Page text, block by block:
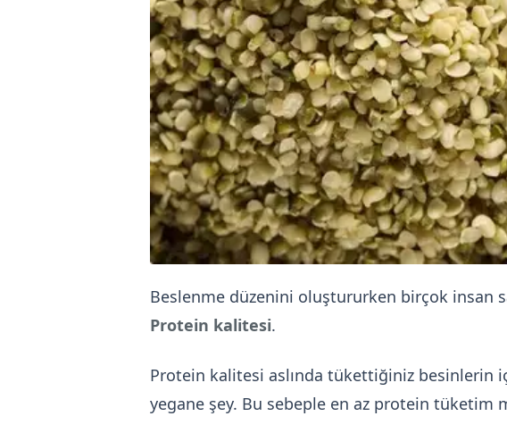
Beslenme düzenini oluştururken birçok insan
Protein kalitesi.
Protein kalitesi aslında tükettiğiniz besinlerin
yegane şey. Bu sebeple en az protein tüketim